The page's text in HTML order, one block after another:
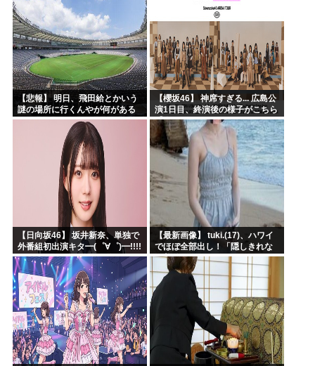
【悲報】 明日、飛田給とかいう
謎の場所に行くんやが何がある
んや????・・・・・・・・・
【櫻坂46】 神席すぎる... 広島公
演1日目、終演後の様子がこちら
【全国ツアー2026 What’s
lonesome?】
【日向坂46】 坂井新奈、単独で
外番組初出演キタ━(゜∀゜)━!!!!
【最新画像】 tuki.(17)、ハワイ
でほぼ全部出し！「隠しきれな
い美貌」とSNSざわつく